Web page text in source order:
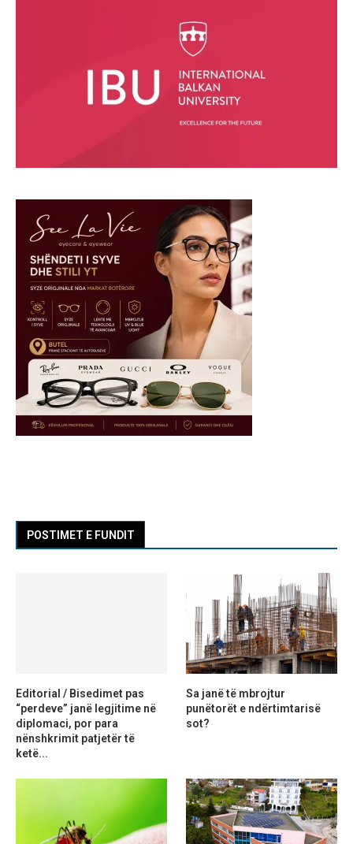
POSTIMET E FUNDIT
Editorial / Bisedimet pas
“perdeve” janë legjitime në
diplomaci, por para
nënshkrimit patjetër të
ketë...
Sa janë të mbrojtur
punëtorët e ndërtimtarisë
sot?